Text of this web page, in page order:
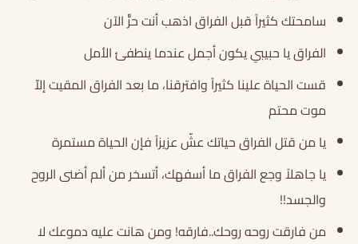
سامحتك كثيراً قبل الفراق اذهب أنت حرٌّ الآن
الفراق يا حبيبي يكون أجمل عندما ينطفئ الأمل
قست الحياة علينا كثيراً وافترقنا، ما بعد الفراق المقيت إلاّ
موت محتم
يا من قتل الفراق حياتك عشّ عزيزاً فإن الحياة مستمرة
يا جاهلاً وجع الفراق ما أسفهك، أتسخر من ألم أضنى الروح
والجسد!!
من فارقت روحه روحك..فارقه! ومن هانت عليه دموعك لا